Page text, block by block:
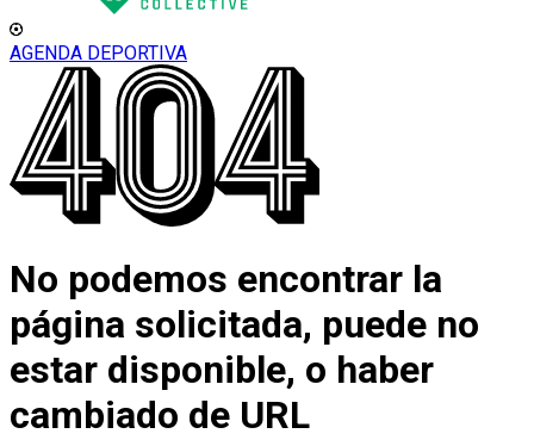
AGENDA DEPORTIVA
No podemos encontrar la
página solicitada, puede no
estar disponible, o haber
cambiado de URL